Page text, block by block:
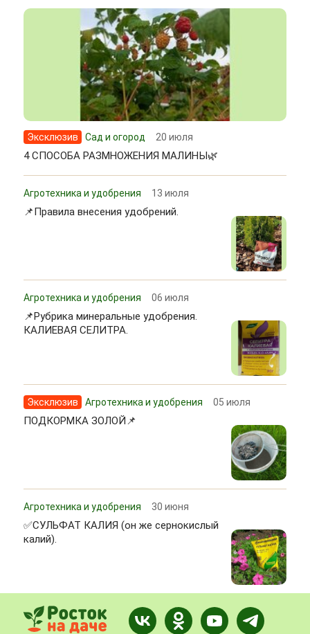
Эксклюзив Сад и огород 20 июля
4 СПОСОБА РАЗМНОЖЕНИЯ МАЛИНЫ🌿
Агротехника и удобрения 13 июля
📌Правила внесения удобрений.
Агротехника и удобрения 06 июля
📌Рубрика минеральные удобрения.
КАЛИЕВАЯ СЕЛИТРА.
Эксклюзив Агротехника и удобрения 05 июля
ПОДКОРМКА ЗОЛОЙ📌
Агротехника и удобрения 30 июня
✅СУЛЬФАТ КАЛИЯ (он же сернокислый
калий).